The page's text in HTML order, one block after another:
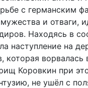
с германским
и отваги,
Находясь в
наступление на
которая
Коровкин при
не ушёл с